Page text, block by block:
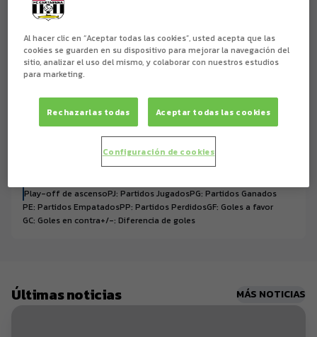
6 CE Europa 0 0
Gimnàstic de Tarragona 0 0
SD Huesca
Play-off de ascensoPJ: Partidos JugadosPG: Partidos Ganados
PE: Partidos EmpatadosPP: Partidos PerdidosGF: Goles a favor
GC: Goles en contra+/-: Diferencia de goles
Últimas noticias MÁS NOTICIAS
Al hacer clic en “Aceptar todas las cookies”, usted acepta que las
cookies se guarden en su dispositivo para mejorar la navegación del
sitio, analizar el uso del mismo, y colaborar con nuestros estudios
para marketing.
Rechazarlas todas Aceptar todas las cookies
Configuración de cookies